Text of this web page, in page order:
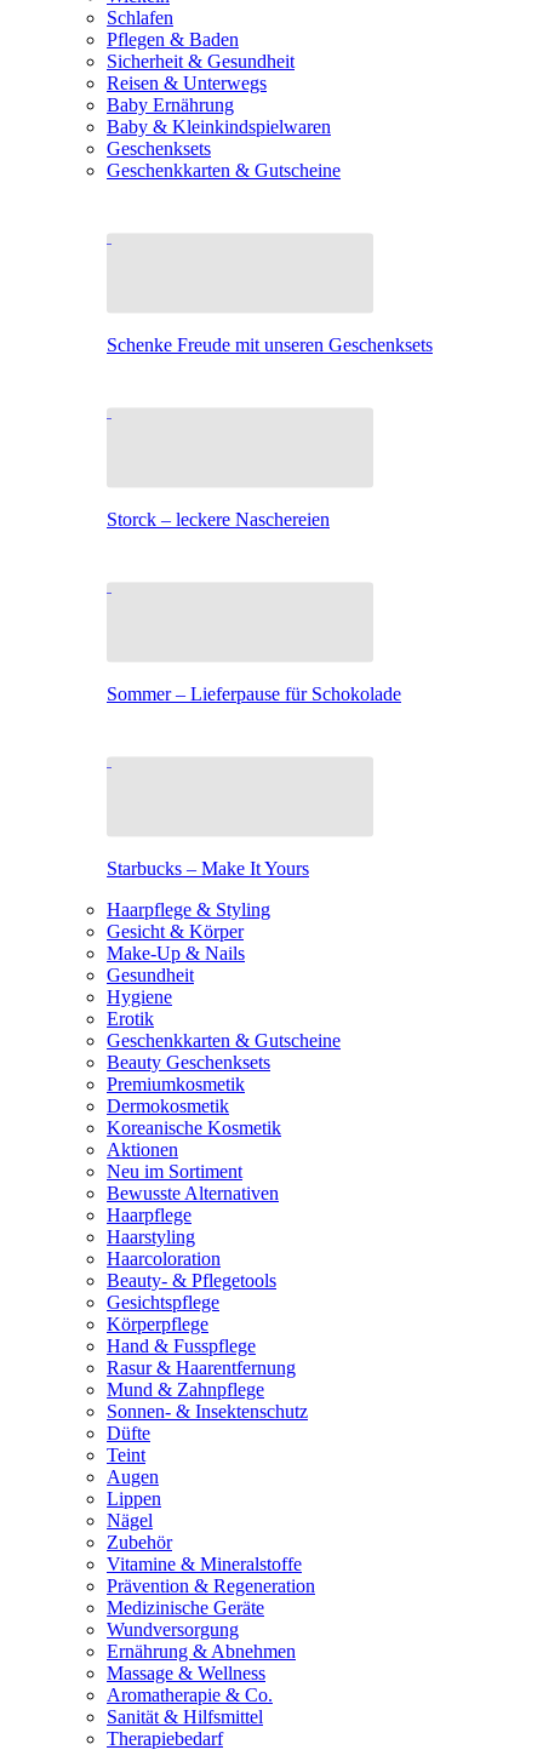
Schlafen
Pflegen & Baden
Sicherheit & Gesundheit
Reisen & Unterwegs
Baby Ernährung
Baby & Kleinkindspielwaren
Geschenksets
Geschenkkarten & Gutscheine
Schenke Freude mit unseren Geschenksets
Storck – leckere Naschereien
Sommer – Lieferpause für Schokolade
Starbucks – Make It Yours
Haarpflege & Styling
Gesicht & Körper
Make-Up & Nails
Gesundheit
Hygiene
Erotik
Geschenkkarten & Gutscheine
Beauty Geschenksets
Premiumkosmetik
Dermokosmetik
Koreanische Kosmetik
Aktionen
Neu im Sortiment
Bewusste Alternativen
Haarpflege
Haarstyling
Haarcoloration
Beauty- & Pflegetools
Gesichtspflege
Körperpflege
Hand & Fusspflege
Rasur & Haarentfernung
Mund & Zahnpflege
Sonnen- & Insektenschutz
Düfte
Teint
Augen
Lippen
Nägel
Zubehör
Vitamine & Mineralstoffe
Prävention & Regeneration
Medizinische Geräte
Wundversorgung
Ernährung & Abnehmen
Massage & Wellness
Aromatherapie & Co.
Sanität & Hilfsmittel
Therapiebedarf